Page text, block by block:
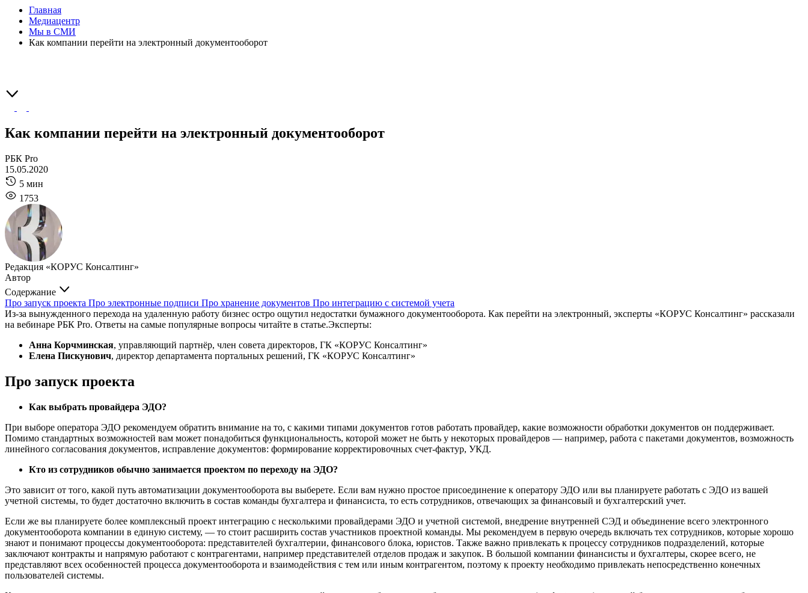
Главная
Медиацентр
Мы в СМИ
Как компании перейти на электронный документооборот
Как компании перейти на электронный документооборот
РБК Pro
15.05.2020
5 мин
1753
Редакция «КОРУС Консалтинг»
Автор
Содержание
Про запуск проекта Про электронные подписи Про хранение документов Про интеграцию с системой учета
Из-за вынужденного перехода на удаленную работу бизнес остро ощутил недостатки бумажного документооборота. Как перейти на электронный, эксперты «КОРУС Консалтинг» рассказали
на вебинаре РБК Pro. Ответы на самые популярные вопросы читайте в статье.Эксперты:
Анна Корчминская, управляющий партнёр, член совета директоров, ГК «КОРУС Консалтинг»
Елена Пискунович, директор департамента портальных решений, ГК «КОРУС Консалтинг»
Про запуск проекта
Как выбрать провайдера ЭДО?
При выборе оператора ЭДО рекомендуем обратить внимание на то, с какими типами документов готов работать провайдер, какие возможности обработки документов он поддерживает.
Помимо стандартных возможностей вам может понадобиться функциональность, которой может не быть у некоторых провайдеров — например, работа с пакетами документов, возможность
линейного согласования документов, исправление документов: формирование корректировочных счет-фактур, УКД.
Кто из сотрудников обычно занимается проектом по переходу на ЭДО?
Это зависит от того, какой путь автоматизации документооборота вы выберете. Если вам нужно простое присоединение к оператору ЭДО или вы планируете работать с ЭДО из вашей
учетной системы, то будет достаточно включить в состав команды бухгалтера и финансиста, то есть сотрудников, отвечающих за финансовый и бухгалтерский учет.
Если же вы планируете более комплексный проект интеграцию с несколькими провайдерами ЭДО и учетной системой, внедрение внутренней СЭД и объединение всего электронного
документооборота компании в единую систему, — то стоит расширить состав участников проектной команды. Мы рекомендуем в первую очередь включать тех сотрудников, которые хорошо
знают и понимают процессы документооборота: представителей бухгалтерии, финансового блока, юристов. Также важно привлекать к процессу сотрудников подразделений, которые
заключают контракты и напрямую работают с контрагентами, например представителей отделов продаж и закупок. В большой компании финансисты и бухгалтеры, скорее всего, не
представляют всех особенностей процесса документооборота и взаимодействия с тем или иным контрагентом, поэтому к проекту необходимо привлекать непосредственно конечных
пользователей системы.